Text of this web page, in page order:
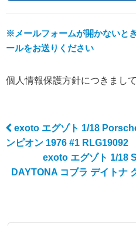
※メールフォームが開かないと
ールをお送りください
個人情報保護方針につきまし
Post navigation
exoto エグゾト 1/18
ンピオン 1976 #1 RLG19092
exoto エグゾト 1/18
DAYTONA コブラ デイトナ